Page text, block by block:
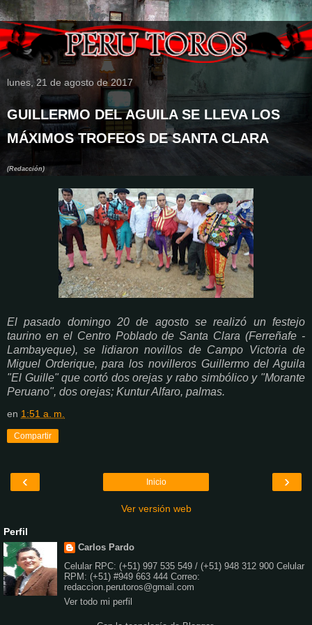
lunes, 21 de agosto de 2017
GUILLERMO DEL AGUILA SE LLEVA LOS
MÁXIMOS TROFEOS DE SANTA CLARA
(Redacción)
El pasado domingo 20 de agosto se realizó un festejo
taurino en el Centro Poblado de Santa Clara (Ferreñafe -
Lambayeque), se lidiaron novillos de Campo Victoria de
Miguel Orderique, para los novilleros Guillermo del Aguila
"El Guille" que cortó dos orejas y rabo simbólico y "Morante
Peruano", dos orejas; Kuntur Alfaro, palmas.
en 1:51 a. m.
Compartir
‹ ›
Inicio
Ver versión web
Perfil
Carlos Pardo
Celular RPC: (+51) 997 535 549 / (+51) 948 312 900 Celular
RPM: (+51) #949 663 444 Correo:
redaccion.perutoros@gmail.com
Ver todo mi perfil